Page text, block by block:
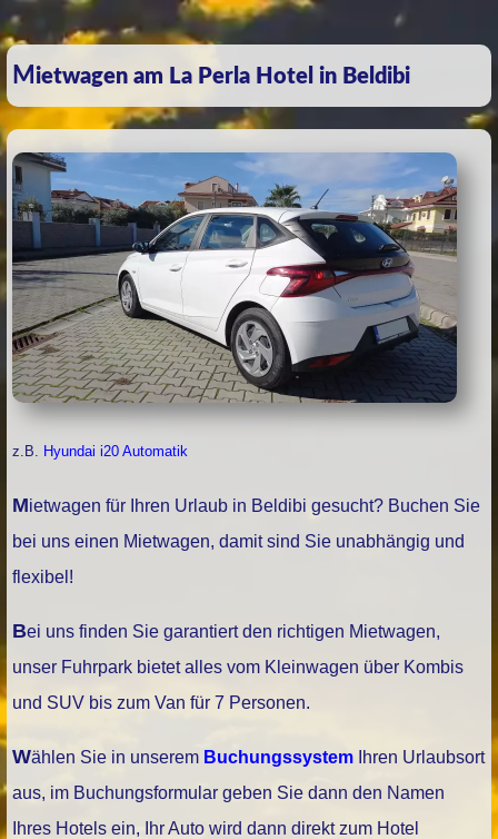
Mietwagen am La Perla Hotel in Beldibi
z.B. Hyundai i20 Automatik
Mietwagen für Ihren Urlaub in Beldibi gesucht? Buchen Sie
bei uns einen Mietwagen, damit sind Sie unabhängig und
flexibel!
Bei uns finden Sie garantiert den richtigen Mietwagen,
unser Fuhrpark bietet alles vom Kleinwagen über Kombis
und SUV bis zum Van für 7 Personen.
Wählen Sie in unserem Buchungssystem Ihren Urlaubsort
aus, im Buchungsformular geben Sie dann den Namen
Ihres Hotels ein, Ihr Auto wird dann direkt zum Hotel